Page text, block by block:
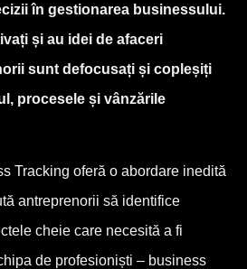
în gestionarea businessului.
și au idei de afaceri
sunt defocusați și copleșiți
procesele și vânzările
Tracking oferă o abordare inedită
antreprenorii să identifice
cheie care necesită a fi
de profesioniști – business